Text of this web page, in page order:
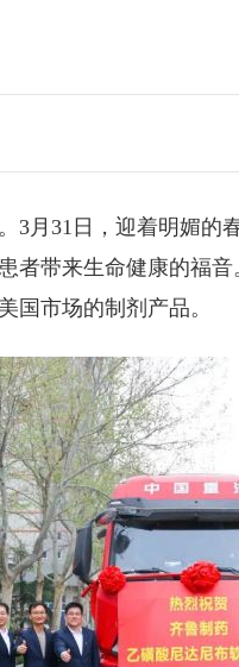
3月31日，迎着明媚的
者带来生命健康的福
国市场的制剂产品。